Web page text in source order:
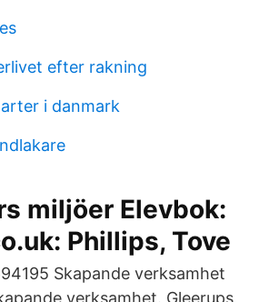
efter rakning
i danmark
miljöer Elevbok:
Phillips, Tove
Skapande verksamhet
verksamhet. Gleerups,